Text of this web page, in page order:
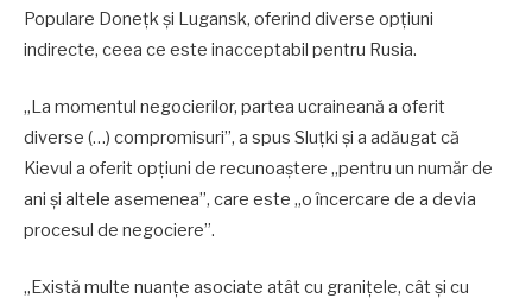
Populare Donețk și Lugansk, oferind diverse opțiuni
indirecte, ceea ce este inacceptabil pentru Rusia.
„La momentul negocierilor, partea ucraineană a oferit
diverse (…) compromisuri”, a spus Sluțki și a adăugat că
Kievul a oferit opțiuni de recunoaștere „pentru un număr de
ani și altele asemenea”, care este „o încercare de a devia
procesul de negociere”.
„Există multe nuanțe asociate atât cu granițele, cât și cu